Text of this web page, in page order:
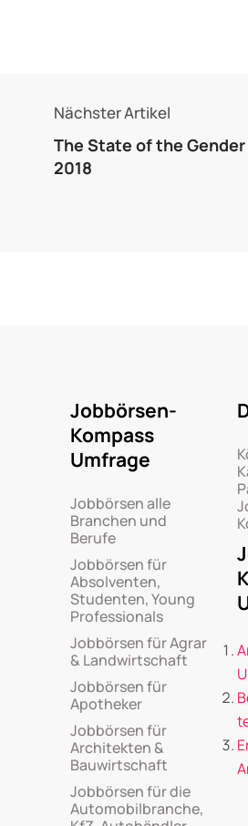
Nächster Artikel
The State of the Gender
2018
Jobbörsen-
Kompass
Umfrage
Jobbörsen alle
Branchen und
Berufe
Jobbörsen für
Absolventen,
Studenten, Young
Professionals
Jobbörsen für Agrar
& Landwirtschaft
Jobbörsen für
Apotheker
Jobbörsen für
Architekten &
Bauwirtschaft
Jobbörsen für die
Automobilbranche,